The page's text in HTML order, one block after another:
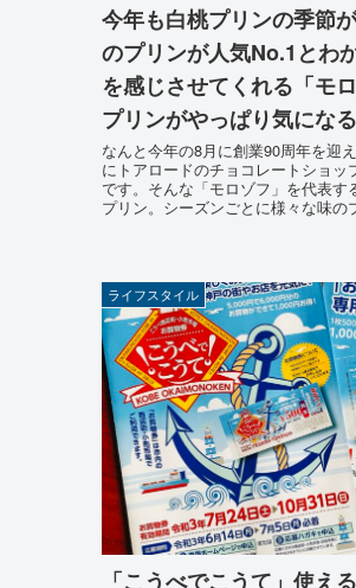
今年も白桃プリンの季節
のプリンが人気No.1とわ
を感じさせてくれる「モ
プリンがやっぱり気にな
なんと今年の8月に創業90周年を迎
にトアロードのチョコレートショッ
です。そんな「モロゾフ」を代表す
プリン。シーズンごとに様々な味の
れています。この記事では現在販
ライフスタイル
「こうべでこうて」使え